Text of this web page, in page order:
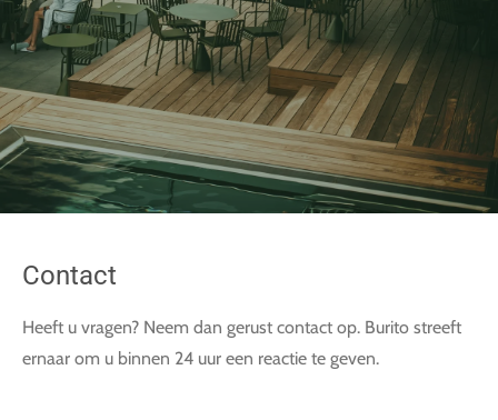
Contact
Heeft u vragen? Neem dan gerust contact op. Burito streeft
ernaar om u binnen 24 uur een reactie te geven.